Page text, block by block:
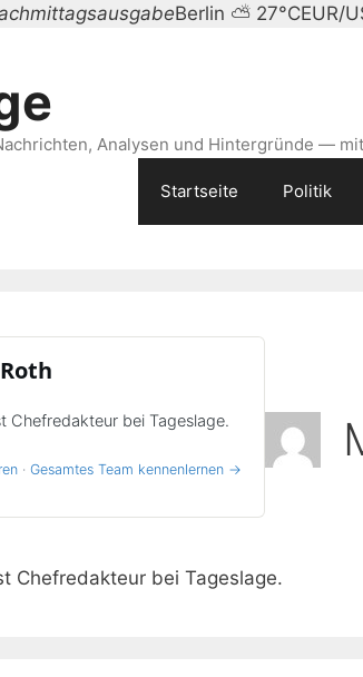
Berlin ⛅ 27°CEUR/
Analysen und Hintergründe —
Startseite Politik
Chefredakteur bei Tageslage.
· Gesamtes Team kennenlernen →
Chefredakteur bei Tageslage.